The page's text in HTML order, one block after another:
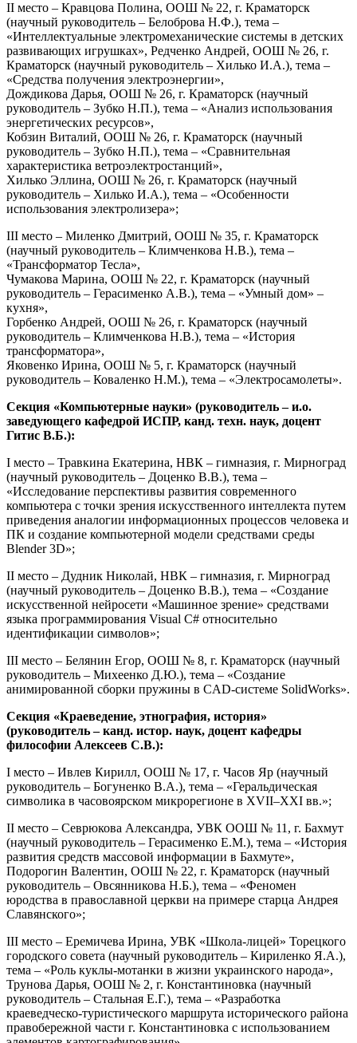
II место – Кравцова Полина, ООШ № 22, г. Краматорск
(научный руководитель – Белоброва Н.Ф.), тема –
«Интеллектуальные электромеханические системы в детских
развивающих игрушках», Редченко Андрей, ООШ № 26, г.
Краматорск (научный руководитель – Хилько И.А.), тема –
«Средства получения электроэнергии»,
Дождикова Дарья, ООШ № 26, г. Краматорск (научный
руководитель – Зубко Н.П.), тема – «Анализ использования
энергетических ресурсов»,
Кобзин Виталий, ООШ № 26, г. Краматорск (научный
руководитель – Зубко Н.П.), тема – «Сравнительная
характеристика ветроэлектростанций»,
Хилько Эллина, ООШ № 26, г. Краматорск (научный
руководитель – Хилько И.А.), тема – «Особенности
использования электролизера»;
III место – Миленко Дмитрий, ООШ № 35, г. Краматорск
(научный руководитель – Климченкова Н.В.), тема –
«Трансформатор Тесла»,
Чумакова Марина, ООШ № 22, г. Краматорск (научный
руководитель – Герасименко А.В.), тема – «Умный дом» –
кухня»,
Горбенко Андрей, ООШ № 26, г. Краматорск (научный
руководитель – Климченкова Н.В.), тема – «История
трансформатора»,
Яковенко Ирина, ООШ № 5, г. Краматорск (научный
руководитель – Коваленко Н.М.), тема – «Электросамолеты».
Секция «Компьютерные науки» (руководитель – и.о.
заведующего кафедрой ИСПР, канд. техн. наук, доцент
Гитис В.Б.):
I место – Травкина Екатерина, НВК – гимназия, г. Мирноград
(научный руководитель – Доценко В.В.), тема –
«Исследование перспективы развития современного
компьютера с точки зрения искусственного интеллекта путем
приведения аналогии информационных процессов человека и
ПК и создание компьютерной модели средствами среды
Blender 3D»;
II место – Дудник Николай, НВК – гимназия, г. Мирноград
(научный руководитель – Доценко В.В.), тема – «Создание
искусственной нейросети «Машинное зрение» средствами
языка программирования Visual C# относительно
идентификации символов»;
III место – Белянин Егор, ООШ № 8, г. Краматорск (научный
руководитель – Михеенко Д.Ю.), тема – «Создание
анимированной сборки пружины в СAD-системе SolidWorks».
Секция «Краеведение, этнография, история»
(руководитель – канд. истор. наук, доцент кафедры
философии Алексеев С.В.):
I место – Ивлев Кирилл, ООШ № 17, г. Часов Яр (научный
руководитель – Богуненко В.А.), тема – «Геральдическая
символика в часовоярском микрорегионе в ХVII–ХХІ вв.»;
II место – Севрюкова Александра, УВК ООШ № 11, г. Бахмут
(научный руководитель – Герасименко Е.М.), тема – «История
развития средств массовой информации в Бахмуте»,
Подорогин Валентин, ООШ № 22, г. Краматорск (научный
руководитель – Овсянникова Н.Б.), тема – «Феномен
юродства в православной церкви на примере старца Андрея
Славянского»;
III место – Еремичева Ирина, УВК «Школа-лицей» Торецкого
городского совета (научный руководитель – Кириленко Я.А.),
тема – «Роль куклы-мотанки в жизни украинского народа»,
Трунова Дарья, ООШ № 2, г. Константиновка (научный
руководитель – Стальная Е.Г.), тема – «Разработка
краеведческо-туристического маршрута исторического района
правобережной части г. Константиновка с использованием